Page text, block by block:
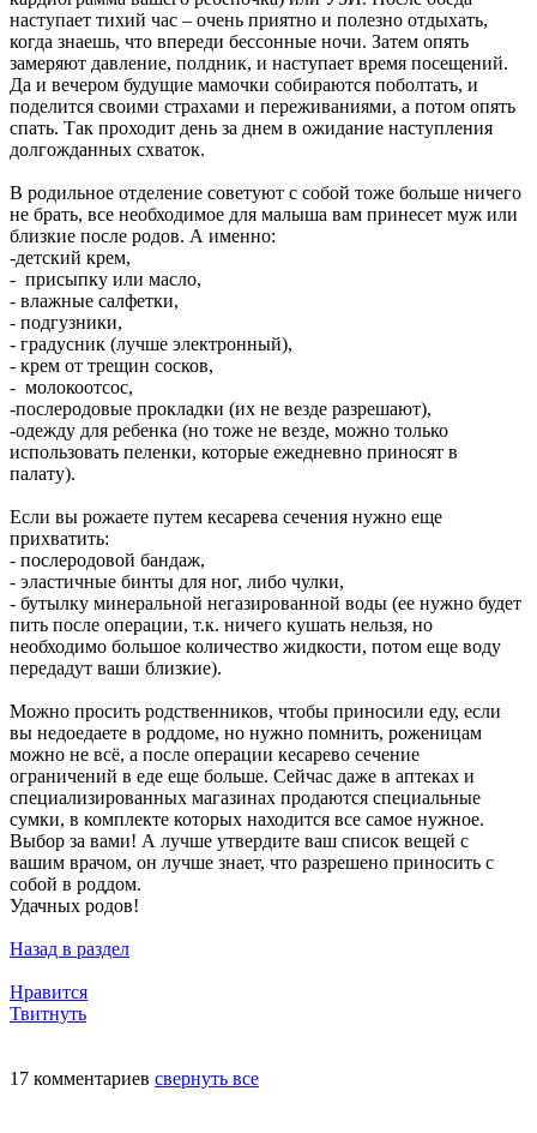
наступает тихий час – очень приятно и полезно отдыхать,
когда знаешь, что впереди бессонные ночи. Затем опять
замеряют давление, полдник, и наступает время посещений.
Да и вечером будущие мамочки собираются поболтать, и
поделится своими страхами и переживаниями, а потом опять
спать. Так проходит день за днем в ожидание наступления
долгожданных схваток.
В родильное отделение советуют с собой тоже больше ничего
не брать, все необходимое для малыша вам принесет муж или
близкие после родов. А именно:
-детский крем,
- присыпку или масло,
- влажные салфетки,
- подгузники,
- градусник (лучше электронный),
- крем от трещин сосков,
- молокоотсос,
-послеродовые прокладки (их не везде разрешают),
-одежду для ребенка (но тоже не везде, можно только
использовать пеленки, которые ежедневно приносят в
палату).
Если вы рожаете путем кесарева сечения нужно еще
прихватить:
- послеродовой бандаж,
- эластичные бинты для ног, либо чулки,
- бутылку минеральной негазированной воды (ее нужно будет
пить после операции, т.к. ничего кушать нельзя, но
необходимо большое количество жидкости, потом еще воду
передадут ваши близкие).
Можно просить родственников, чтобы приносили еду, если
вы недоедаете в роддоме, но нужно помнить, роженицам
можно не всё, а после операции кесарево сечение
ограничений в еде еще больше. Сейчас даже в аптеках и
специализированных магазинах продаются специальные
сумки, в комплекте которых находится все самое нужное.
Выбор за вами! А лучше утвердите ваш список вещей с
вашим врачом, он лучше знает, что разрешено приносить с
собой в роддом.
Удачных родов!
Назад в раздел
Нравится
Твитнуть
17 комментариев свернуть все